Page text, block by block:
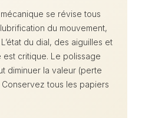
se révise tous
du mouvement,
du dial, des aiguilles et
est critique. Le polissage
diminuer la valeur (perte
Conservez tous les papiers